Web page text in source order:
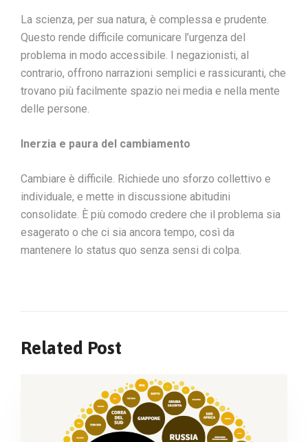
La scienza, per sua natura, è complessa e prudente.
Questo rende difficile comunicare l’urgenza del
problema in modo accessibile. I negazionisti, al
contrario, offrono narrazioni semplici e rassicuranti, che
trovano più facilmente spazio nei media e nella mente
delle persone.
Inerzia e paura del cambiamento
Cambiare è difficile. Richiede uno sforzo collettivo e
individuale, e mette in discussione abitudini
consolidate. È più comodo credere che il problema sia
esagerato o che ci sia ancora tempo, così da
mantenere lo status quo senza sensi di colpa.
Related Post